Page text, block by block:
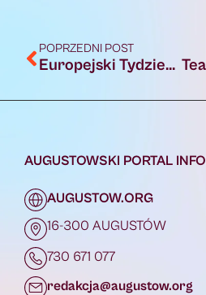
POPRZEDNI POST
Europejski Tydzień Profilaktyki Raka Szyjki Macicy – zrób nowoczesną cytologięLBC za darmo
AUGUSTOWSKI PORTAL
AUGUSTOW.ORG
16-300 AUGUSTÓW
730 671 077
redakcja@augustow.org